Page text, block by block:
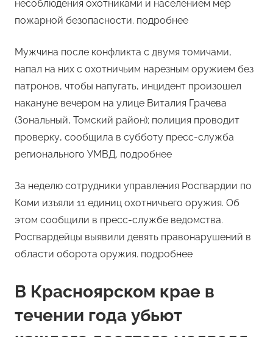
несоблюдения охотниками и населением мер
пожарной безопасности. подробнее
Мужчина после конфликта с двумя томичами,
напал на них с охотничьим нарезным оружием без
патронов, чтобы напугать, инцидент произошел
накануне вечером на улице Виталия Грачева
(Зональный, Томский район); полиция проводит
проверку, сообщила в субботу пресс-служба
регионального УМВД. подробнее
За неделю сотрудники управления Росгвардии по
Коми изъяли 11 единиц охотничьего оружия. Об
этом сообщили в пресс-службе ведомства.
Росгвардейцы выявили девять правонарушений в
области оборота оружия. подробнее
В Красноярском крае в
течении года убьют